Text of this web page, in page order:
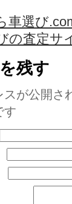
車選び
の査定サ
残す
スが公開さ
す